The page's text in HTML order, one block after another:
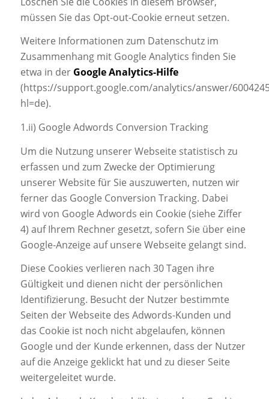
müssen Sie das Opt-out-Cookie erneut setzen.
Weitere Informationen zum Datenschutz im
Zusammenhang mit Google Analytics finden Sie
etwa in der Google Analytics-Hilfe
(https://support.google.com/analytics/answer/
hl=de).
1.ii) Google Adwords Conversion Tracking
Um die Nutzung unserer Webseite statistisch zu
erfassen und zum Zwecke der Optimierung
unserer Website für Sie auszuwerten, nutzen wir
ferner das Google Conversion Tracking. Dabei
wird von Google Adwords ein Cookie (siehe Ziffer
4) auf Ihrem Rechner gesetzt, sofern Sie über eine
Google-Anzeige auf unsere Webseite gelangt sind.
Diese Cookies verlieren nach 30 Tagen ihre
Gültigkeit und dienen nicht der persönlichen
Identifizierung. Besucht der Nutzer bestimmte
Seiten der Webseite des Adwords-Kunden und
das Cookie ist noch nicht abgelaufen, können
Google und der Kunde erkennen, dass der Nutzer
auf die Anzeige geklickt hat und zu dieser Seite
weitergeleitet wurde.